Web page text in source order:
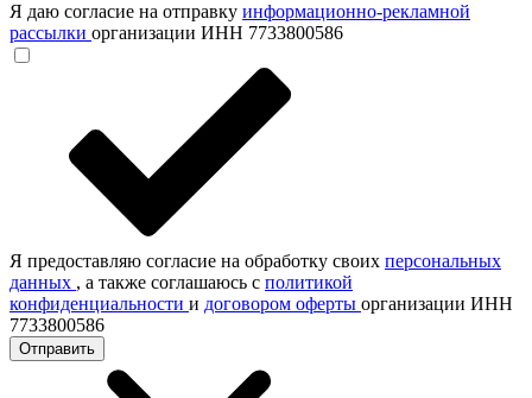
Я даю согласие на отправку информационно-рекламной
рассылки организации ИНН 7733800586
Я предоставляю согласие на обработку своих персональных
данных , а также соглашаюсь с политикой
конфиденциальности и договором оферты организации ИНН
7733800586
Отправить